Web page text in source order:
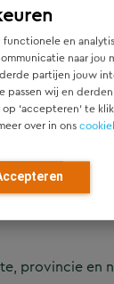
en
naar jou
partijen jouw
passen wij en
op ‘accepteren’ te
over in ons
met
ruimte op
doel om
provincie en